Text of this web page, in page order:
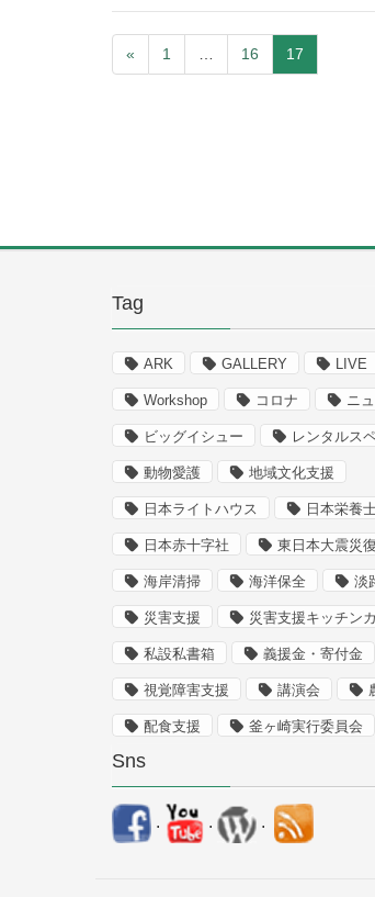
« 1 16 17
Tag
ARK GALLERY LIVE
Workshop コロナ ニ
ビッグイシュー レンタルス
動物愛護 地域文化支援
日本ライトハウス 日本栄養
日本赤十字社 東日本大震災
海岸清掃 海洋保全 淡
災害支援 災害支援キッチン
私設私書箱 義援金・寄付金
視覚障害支援 講演会
配食支援 釜ヶ崎実行委員会
Sns
. . .